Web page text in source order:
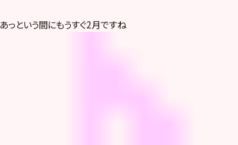
あっという間にもうすぐ2月ですね